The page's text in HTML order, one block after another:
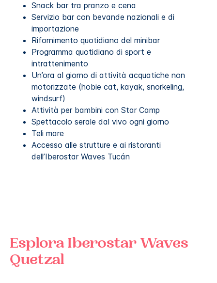
Snack bar tra pranzo e cena
Servizio bar con bevande nazionali e di
importazione
Rifornimento quotidiano del minibar
Programma quotidiano di sport e
intrattenimento
Un’ora al giorno di attività acquatiche non
motorizzate (hobie cat, kayak, snorkeling,
windsurf)
Attività per bambini con Star Camp
Spettacolo serale dal vivo ogni giorno
Teli mare
Accesso alle strutture e ai ristoranti
dell’Iberostar Waves Tucán
Esplora Iberostar Waves
Quetzal